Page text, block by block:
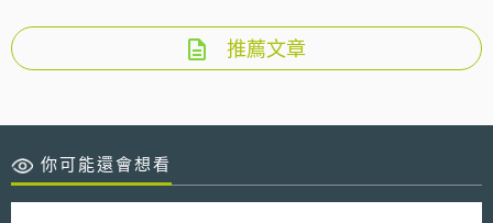
推薦文章
你可能還會想看